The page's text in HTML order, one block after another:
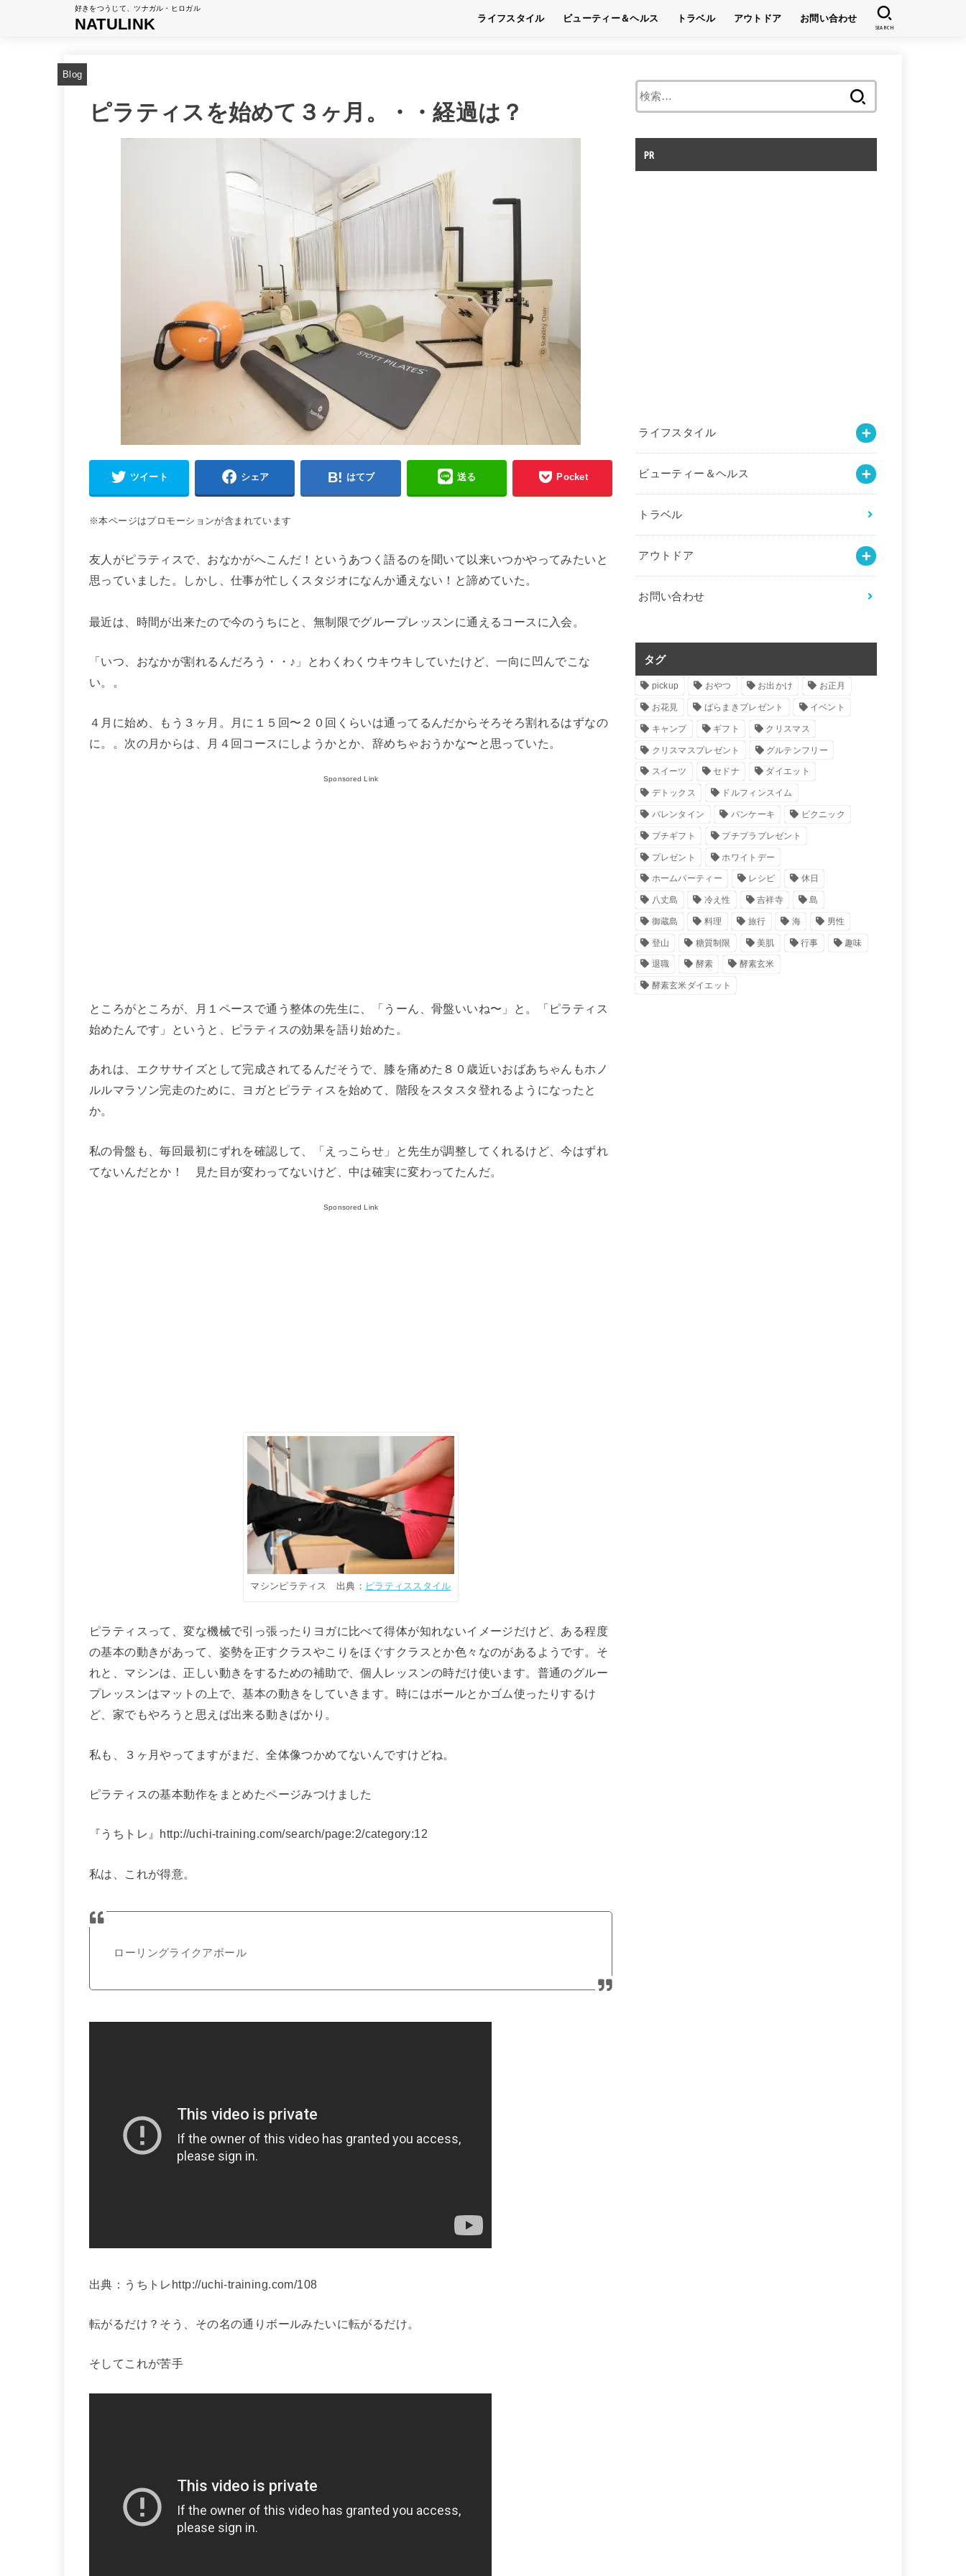
好きをつうじて、ツナガル・ヒロガル
NATULINK ライフスタイル ビューティー＆ヘルス トラベル アウトドア お問い合わせ
SEARCH
Blog
ピラティスを始めて３ヶ月。・・経過は？
ツイート シェア はてブ 送る Pocket
※本ページはプロモーションが含まれています
友人がピラティスで、おなかがへこんだ！というあつく語るのを聞いて以来いつかやってみたいと
思っていました。しかし、仕事が忙しくスタジオになんか通えない！と諦めていた。
最近は、時間が出来たので今のうちにと、無制限でグループレッスンに通えるコースに入会。
「いつ、おなかが割れるんだろう・・♪」とわくわくウキウキしていたけど、一向に凹んでこな
い。。
４月に始め、もう３ヶ月。月に１５回〜２０回くらいは通ってるんだからそろそろ割れるはずなの
に。。次の月からは、月４回コースにしようかとか、辞めちゃおうかな〜と思っていた。
Sponsored Link
ところがところが、月１ペースで通う整体の先生に、「うーん、骨盤いいね〜」と。「ピラティス
始めたんです」というと、ピラティスの効果を語り始めた。
あれは、エクササイズとして完成されてるんだそうで、膝を痛めた８０歳近いおばあちゃんもホノ
ルルマラソン完走のために、ヨガとピラティスを始めて、階段をスタスタ登れるようになったと
か。
私の骨盤も、毎回最初にずれを確認して、「えっこらせ」と先生が調整してくれるけど、今はずれ
てないんだとか！ 見た目が変わってないけど、中は確実に変わってたんだ。
Sponsored Link
マシンピラティス 出典： ピラティススタイル
ピラティスって、変な機械で引っ張ったりヨガに比べて得体が知れないイメージだけど、ある程度
の基本の動きがあって、姿勢を正すクラスやこりをほぐすクラスとか色々なのがあるようです。そ
れと、マシンは、正しい動きをするための補助で、個人レッスンの時だけ使います。普通のグルー
プレッスンはマットの上で、基本の動きをしていきます。時にはボールとかゴム使ったりするけ
ど、家でもやろうと思えば出来る動きばかり。
私も、３ヶ月やってますがまだ、全体像つかめてないんですけどね。
ピラティスの基本動作をまとめたページみつけました
『うちトレ』http://uchi-training.com/search/page:2/category:12
私は、これが得意。
ローリングライクアボール
出典：うちトレhttp://uchi-training.com/108
転がるだけ？そう、その名の通りボールみたいに転がるだけ。
そしてこれが苦手
PR
ライフスタイル
ビューティー＆ヘルス
トラベル
アウトドア
お問い合わせ
タグ
pickup おやつ お出かけ お正月
お花見 ばらまきプレゼント イベント
キャンプ ギフト クリスマス
クリスマスプレゼント グルテンフリー
スイーツ セドナ ダイエット
デトックス ドルフィンスイム
バレンタイン パンケーキ ピクニック
プチギフト プチプラプレゼント
プレゼント ホワイトデー
ホームパーティー レシピ 休日
八丈島 冷え性 吉祥寺 島
御蔵島 料理 旅行 海 男性
登山 糖質制限 美肌 行事 趣味
退職 酵素 酵素玄米
酵素玄米ダイエット